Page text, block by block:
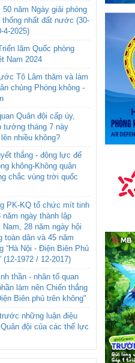
50 năm Ngày giải phóng
thống nhất đất nước (30-
4-2025)
lãm Quốc phòng
Nam 2024
Tô Lâm thăm và làm
chủng Phòng không -
Quân đội cấp úy,
tướng tháng 7 này
nhiều không?
thắng - động lực để
không-Không quân
chắc vùng trời quốc
PK-KQ tổ chức mít tinh
năm ngày thành lập
28 năm ngày hội
toàn dân và 45 năm
“Hà Nội - Điện Biên Phủ
(12-1972 / 12-2017)
thần - nhân tố quan
làm nên Chiến thắng
Biên phủ trên không"
những luận điệu
đội của các thế lực